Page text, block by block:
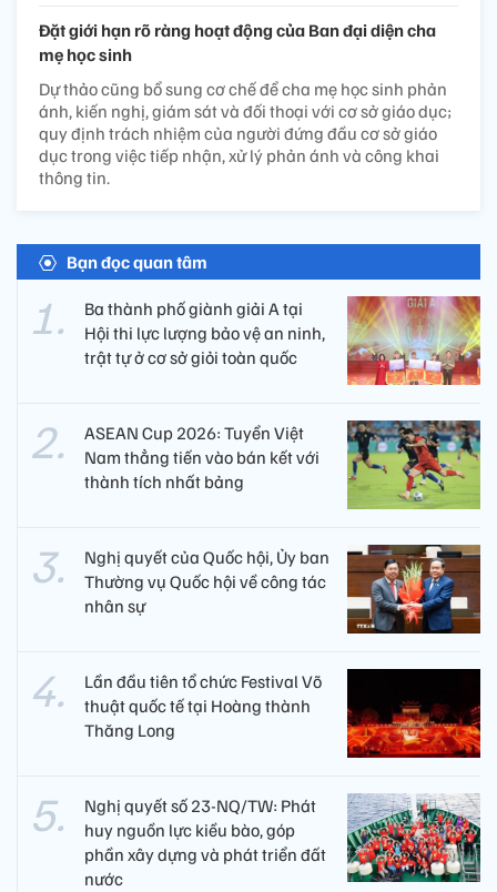
Đặt giới hạn rõ ràng hoạt động của Ban đại diện cha
mẹ học sinh
Dự thảo cũng bổ sung cơ chế để cha mẹ học sinh phản
ánh, kiến nghị, giám sát và đối thoại với cơ sở giáo dục;
quy định trách nhiệm của người đứng đầu cơ sở giáo
dục trong việc tiếp nhận, xử lý phản ánh và công khai
thông tin.
Bạn đọc quan tâm
Ba thành phố giành giải A tại
Hội thi lực lượng bảo vệ an ninh,
trật tự ở cơ sở giỏi toàn quốc
ASEAN Cup 2026: Tuyển Việt
Nam thẳng tiến vào bán kết với
thành tích nhất bảng
Nghị quyết của Quốc hội, Ủy ban
Thường vụ Quốc hội về công tác
nhân sự
Lần đầu tiên tổ chức Festival Võ
thuật quốc tế tại Hoàng thành
Thăng Long
Nghị quyết số 23-NQ/TW: Phát
huy nguồn lực kiều bào, góp
phần xây dựng và phát triển đất
nước